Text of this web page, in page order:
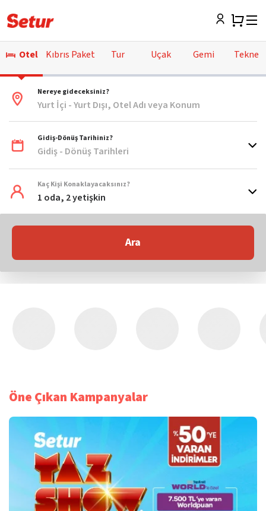
Otel Kıbrıs Paket Tur Uçak Gemi Tekne
Nereye gideceksiniz?
Yurt İçi - Yurt Dışı, Otel Adı veya Konum
Gidiş-Dönüş Tarihiniz?
Gidiş - Dönüş Tarihleri
Kaç Kişi Konaklayacaksınız?
1 oda, 2 yetişkin
Ara
Öne Çıkan Kampanyalar